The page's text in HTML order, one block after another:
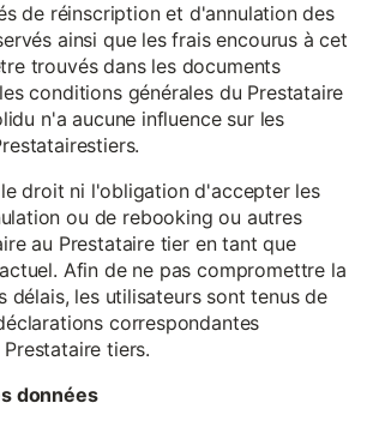
de réinscription et d'annulation des
ainsi que les frais encourus à cet
trouvés dans les documents
conditions générales du Prestataire
n'a aucune influence sur les
droit ni l'obligation d'accepter les
ou de rebooking ou autres
au Prestataire tier en tant que
Afin de ne pas compromettre la
délais, les utilisateurs sont tenus de
correspondantes
tiers.
données